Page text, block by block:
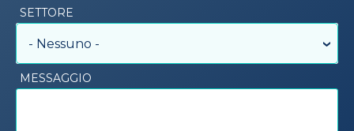
SETTORE
- Nessuno -
MESSAGGIO